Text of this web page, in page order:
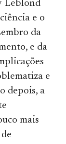
Leblond
e o
da
e da
e
depois, a
mais